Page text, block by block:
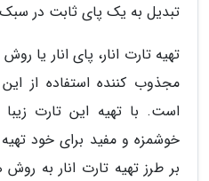
تبدیل به یک پای ثابت در
تهیه تارت انار، پای انار یا
مجذوب کننده استفاده از
است. با تهیه این تارت
خوشمزه و مفید برای خود تهیه
بر طرز تهیه تارت انار به